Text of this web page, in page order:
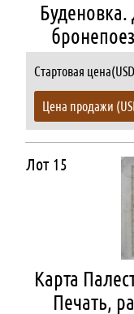
Буденовка.
Стартовая
Цена продажи
Лот 15
Карта
Печать,